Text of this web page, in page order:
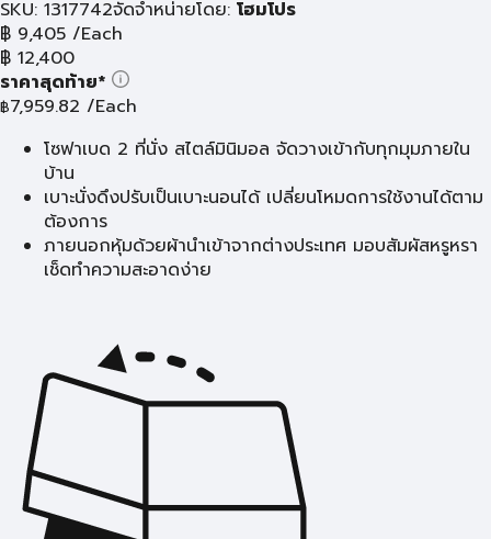
SKU: 1317742จัดจำหน่ายโดย: โฮมโปร
฿ 9,405 /Each
฿ 12,400
ราคาสุดท้าย*
฿7,959.82 /Each
โซฟาเบด 2 ที่นั่ง สไตล์มินิมอล จัดวางเข้ากับทุกมุมภายใน
บ้าน
เบาะนั่งดึงปรับเป็นเบาะนอนได้ เปลี่ยนโหมดการใช้งานได้ตาม
ต้องการ
ภายนอกหุ้มด้วยผ้านำเข้าจากต่างประเทศ มอบสัมผัสหรูหรา
เช็ดทำความสะอาดง่าย